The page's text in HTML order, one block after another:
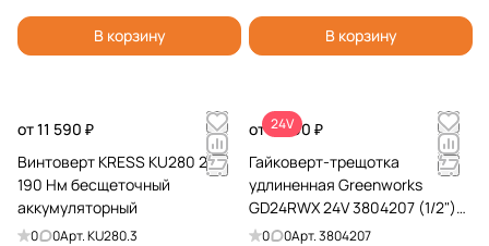
В корзину В корзину
от 11 590 ₽
Винтоверт KRESS KU280 20V
190 Нм бесщеточный
аккумуляторный
0 0Арт.KU280.3
24V
от 9 990 ₽
Гайковерт-трещотка
удлиненная Greenworks
GD24RWX 24V 3804207 (1/2")
бесщеточная аккумуляторная
0 0Арт.3804207